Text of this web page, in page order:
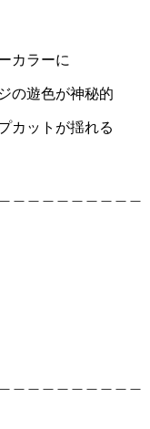
カラーに
の遊色が神秘的
カットが揺れる